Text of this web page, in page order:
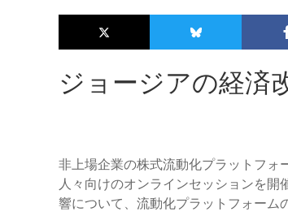
ジョージアの経済
非上場企業の株式流動化プラットフォ
人々向けのオンラインセッションを
響について、流動化プラットフォーム